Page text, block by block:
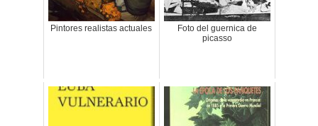
Pintores realistas actuales
Foto del guernica de
picasso